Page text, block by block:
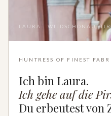
HUNTRESS OF FINEST
Ich bin Laura.
Ich gehe auf die
Du erbeutest von
LAURA · WILDSCHÖNAU,